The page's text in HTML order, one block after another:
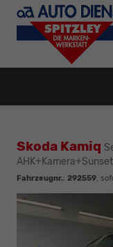
Skoda Kamiq
Fahrzeugnr.: 292559,